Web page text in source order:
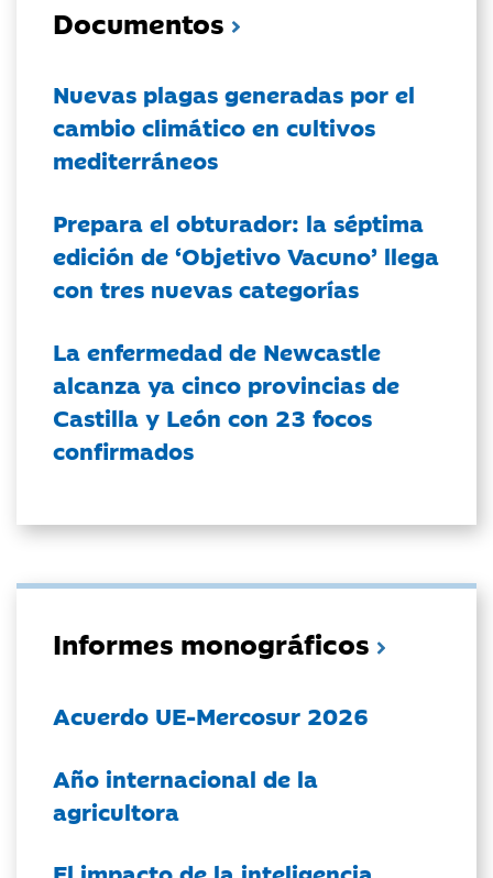
Documentos
Nuevas plagas generadas por el
cambio climático en cultivos
mediterráneos
Prepara el obturador: la séptima
edición de ‘Objetivo Vacuno’ llega
con tres nuevas categorías
La enfermedad de Newcastle
alcanza ya cinco provincias de
Castilla y León con 23 focos
confirmados
Informes monográficos
Acuerdo UE-Mercosur 2026
Año internacional de la
agricultora